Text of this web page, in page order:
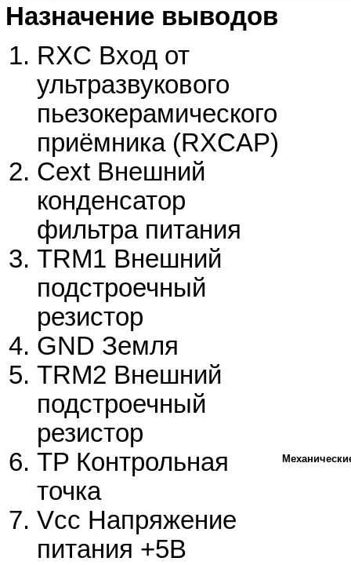
Назначение выводов
RXC Вход от
ультразвукового
пьезокерамического
приёмника (RXCAP)
Cext Внешний
конденсатор
фильтра питания
TRM1 Внешний
подстроечный
резистор
GND Земля
TRM2 Внешний
подстроечный
резистор
TP Контрольная
точка
Vcc Напряжение
питания +5В